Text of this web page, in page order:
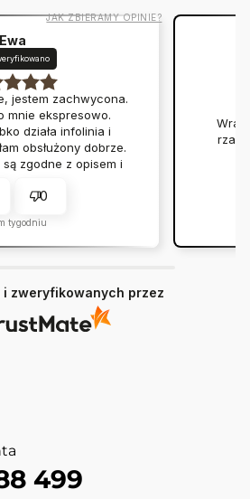
JAK ZBIERAMY OPINIE?
Ewa
jestem zachwycona.
mnie ekspresowo.
działa infolinia i
obsłużony dobrze.
zgodne z opisem i
0
tygodniu
i zweryfikowanych przez
499